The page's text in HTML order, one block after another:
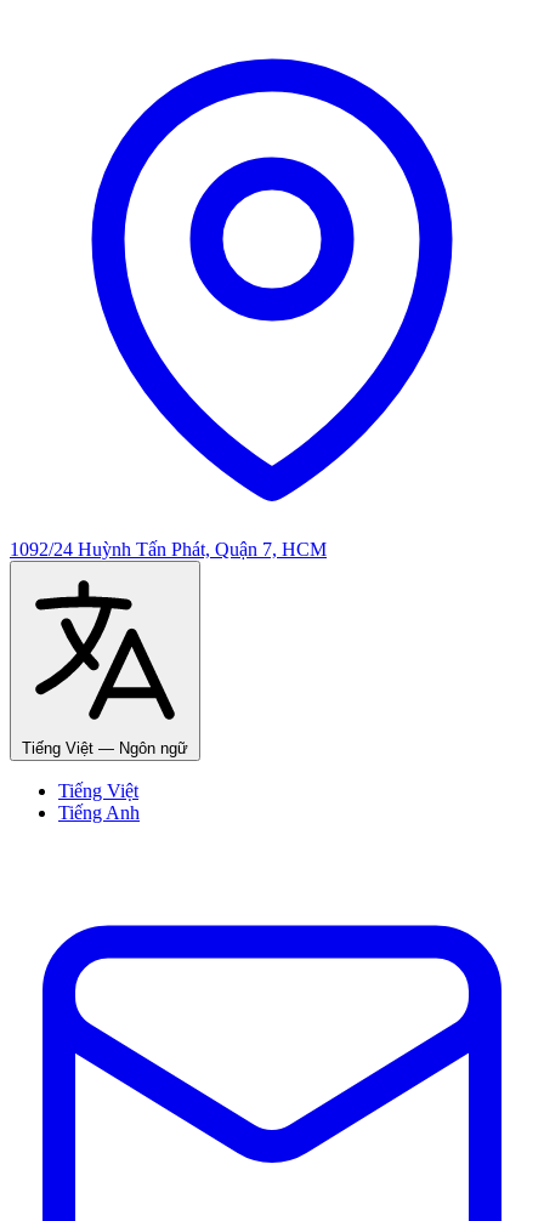
1092/24 Huỳnh Tấn Phát, Quận 7, HCM
Tiếng Việt — Ngôn ngữ
Tiếng Việt
Tiếng Anh